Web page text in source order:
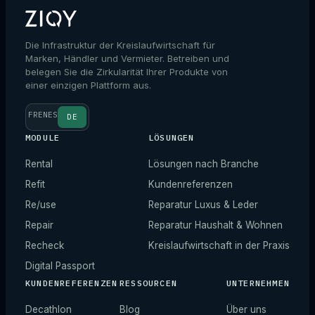
Die Infrastruktur der Kreislaufwirtschaft für
Marken, Händler und Vermieter. Betreiben und
belegen Sie die Zirkularität Ihrer Produkte von
einer einzigen Plattform aus.
FRENES DE
MODULE
Rental
Refit
Re/use
Repair
Recheck
Digital Passport
LÖSUNGEN
Lösungen nach Branche
Kundenreferenzen
Reparatur Luxus & Leder
Reparatur Haushalt & Wohnen
Kreislaufwirtschaft in der Praxis
KUNDENREFERENZEN
Decathlon
RESSOURCEN
Blog
UNTERNEHMEN
Über uns